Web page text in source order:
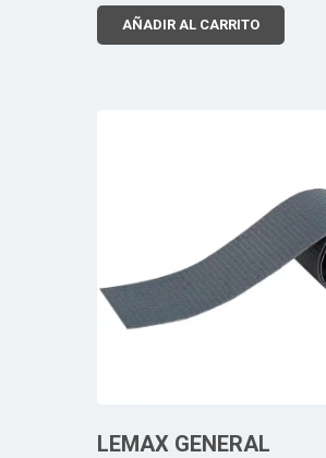
AÑADIR AL CARRITO
LEMAX GENERAL